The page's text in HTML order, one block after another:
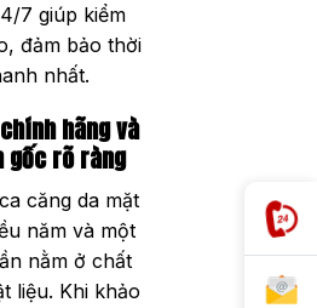
7 giúp kiểm
đảm bảo thời
nhất.
hãng và
gốc rõ ràng
căng da mặt
năm và một
nằm ở chất
liệu. Khi khảo